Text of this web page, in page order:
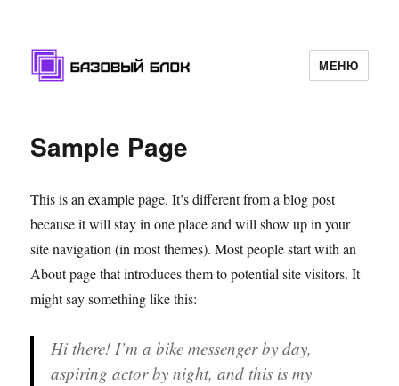
МЕНЮ
Sample Page
This is an example page. It’s different from a blog post
because it will stay in one place and will show up in your
site navigation (in most themes). Most people start with an
About page that introduces them to potential site visitors. It
might say something like this:
Hi there! I’m a bike messenger by day,
aspiring actor by night, and this is my